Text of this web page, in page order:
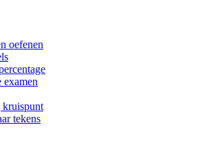
oefenen
examen
tekens